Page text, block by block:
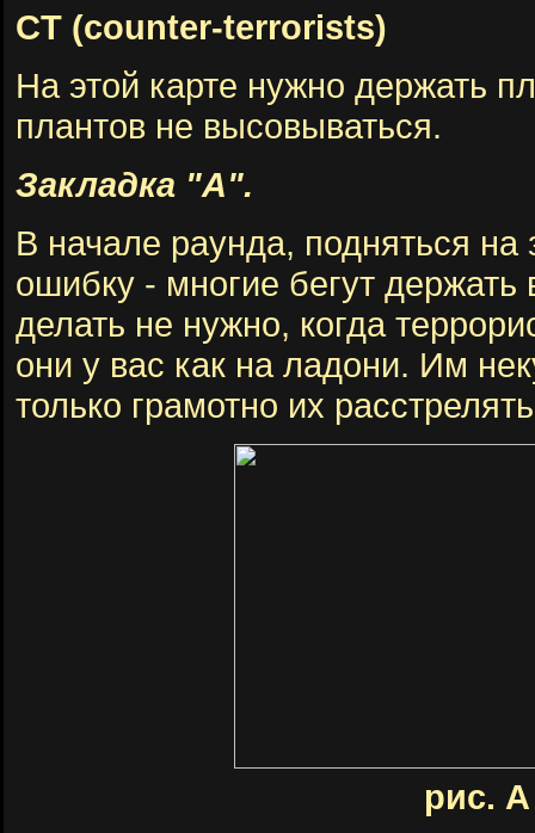
CT (counter-terrorists)
На этой карте нужно держать
плантов не высовываться.
Закладка "А".
В начале раунда, подняться на
ошибку - многие бегут держать
делать не нужно, когда
они у вас как на ладони. Им
только грамотно их
рис. А